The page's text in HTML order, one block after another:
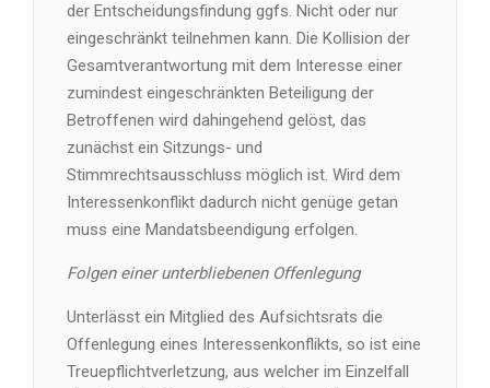
der Entscheidungsfindung ggfs. Nicht oder nur
eingeschränkt teilnehmen kann. Die Kollision der
Gesamtverantwortung mit dem Interesse einer
zumindest eingeschränkten Beteiligung der
Betroffenen wird dahingehend gelöst, das
zunächst ein Sitzungs- und
Stimmrechtsausschluss möglich ist. Wird dem
Interessenkonflikt dadurch nicht genüge getan
muss eine Mandatsbeendigung erfolgen.
Folgen einer unterbliebenen Offenlegung
Unterlässt ein Mitglied des Aufsichtsrats die
Offenlegung eines Interessenkonflikts, so ist eine
Treuepflichtverletzung, aus welcher im Einzelfall